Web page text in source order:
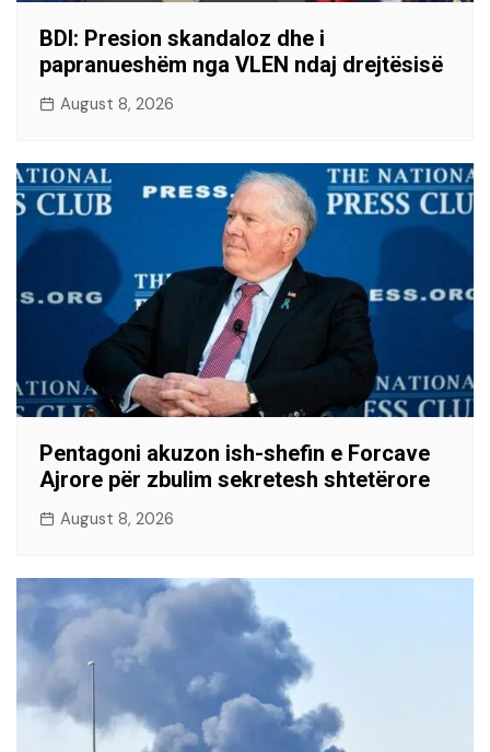
BDI: Presion skandaloz dhe i
papranueshëm nga VLEN ndaj drejtësisë
August 8, 2026
Pentagoni akuzon ish-shefin e Forcave
Ajrore për zbulim sekretesh shtetërore
August 8, 2026